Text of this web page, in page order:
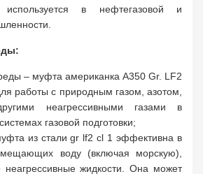
в нефтегазовой и
– муфта американка A350 Gr. LF2
работы с природным газом, азотом,
неагрессивными газами в
газовой подготовки;
из стали gr lf2 cl 1 эффективна в
воду (включая морскую),
неагрессивные жидкости. Она может